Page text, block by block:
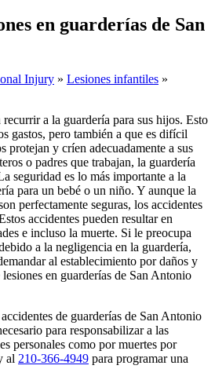
en guarderías de San
Injury » Lesiones infantiles »
a la guardería para sus hijos. Esto
gastos, pero también a que es difícil
protejan y críen adecuadamente a sus
o padres que trabajan, la guardería
seguridad es lo más importante a la
para un bebé o un niño. Y aunque la
perfectamente seguras, los accidentes
accidentes pueden resultar en
e incluso la muerte. Si le preocupa
a la negligencia en la guardería,
al establecimiento por daños y
en guarderías de San Antonio
de guarderías de San Antonio
para responsabilizar a las
personales como por muertes por
al 210-366-4949 para programar una